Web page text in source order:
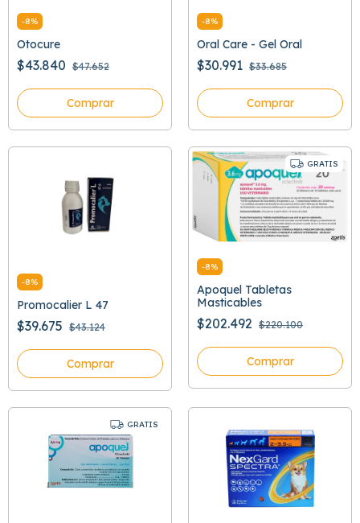
-8%
Otocure
$43.840 $47.652
Comprar
-8%
Oral Care - Gel Oral
$30.991 $33.685
Comprar
-8%
Promocalier L 47
$39.675 $43.124
Comprar
GRATIS
-8%
Apoquel Tabletas
Masticables
$202.492 $220.100
Comprar
GRATIS